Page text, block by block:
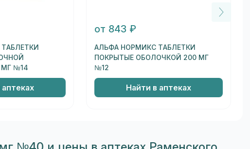
№14
аптеках
от 843 ₽
АЛЬФА НОРМИКС ТАБЛЕТКИ
ПОКРЫТЫЕ ОБОЛОЧКОЙ 200 МГ
№12
Найти в аптеках